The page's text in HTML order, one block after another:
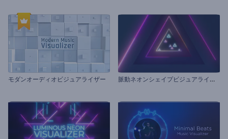
モダンオーディオビジュアライザー 脈
動ネオンシェイプビジュアライザー